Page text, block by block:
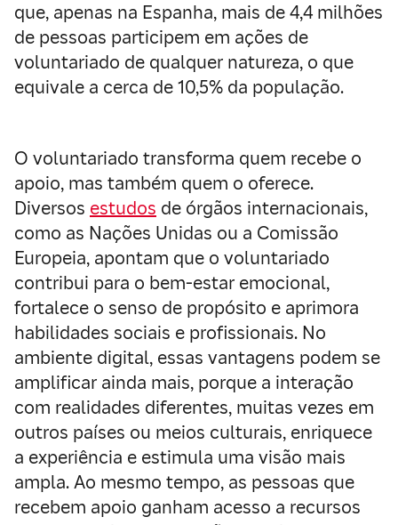
que, apenas na Espanha, mais de 4,4 milhões
de pessoas participem em ações de
voluntariado de qualquer natureza, o que
equivale a cerca de 10,5% da população.
O voluntariado transforma quem recebe o
apoio, mas também quem o oferece.
Diversos estudos de órgãos internacionais,
como as Nações Unidas ou a Comissão
Europeia, apontam que o voluntariado
contribui para o bem-estar emocional,
fortalece o senso de propósito e aprimora
habilidades sociais e profissionais. No
ambiente digital, essas vantagens podem se
amplificar ainda mais, porque a interação
com realidades diferentes, muitas vezes em
outros países ou meios culturais, enriquece
a experiência e estimula uma visão mais
ampla. Ao mesmo tempo, as pessoas que
recebem apoio ganham acesso a recursos